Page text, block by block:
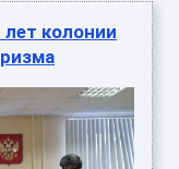
колонии